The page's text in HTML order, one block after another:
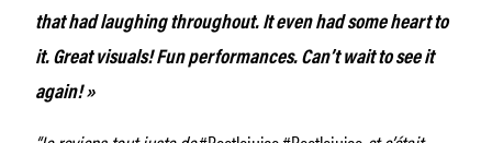
that had laughing throughout. It even had some heart to
it. Great visuals! Fun performances. Can’t wait to see it
again! »